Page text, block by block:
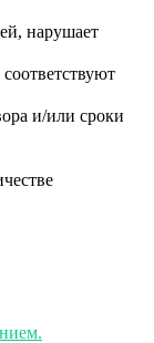
нарушает
и/или сроки